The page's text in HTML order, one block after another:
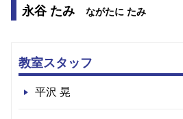
永谷 たみ
ながたに たみ
教室スタッフ
平沢 晃